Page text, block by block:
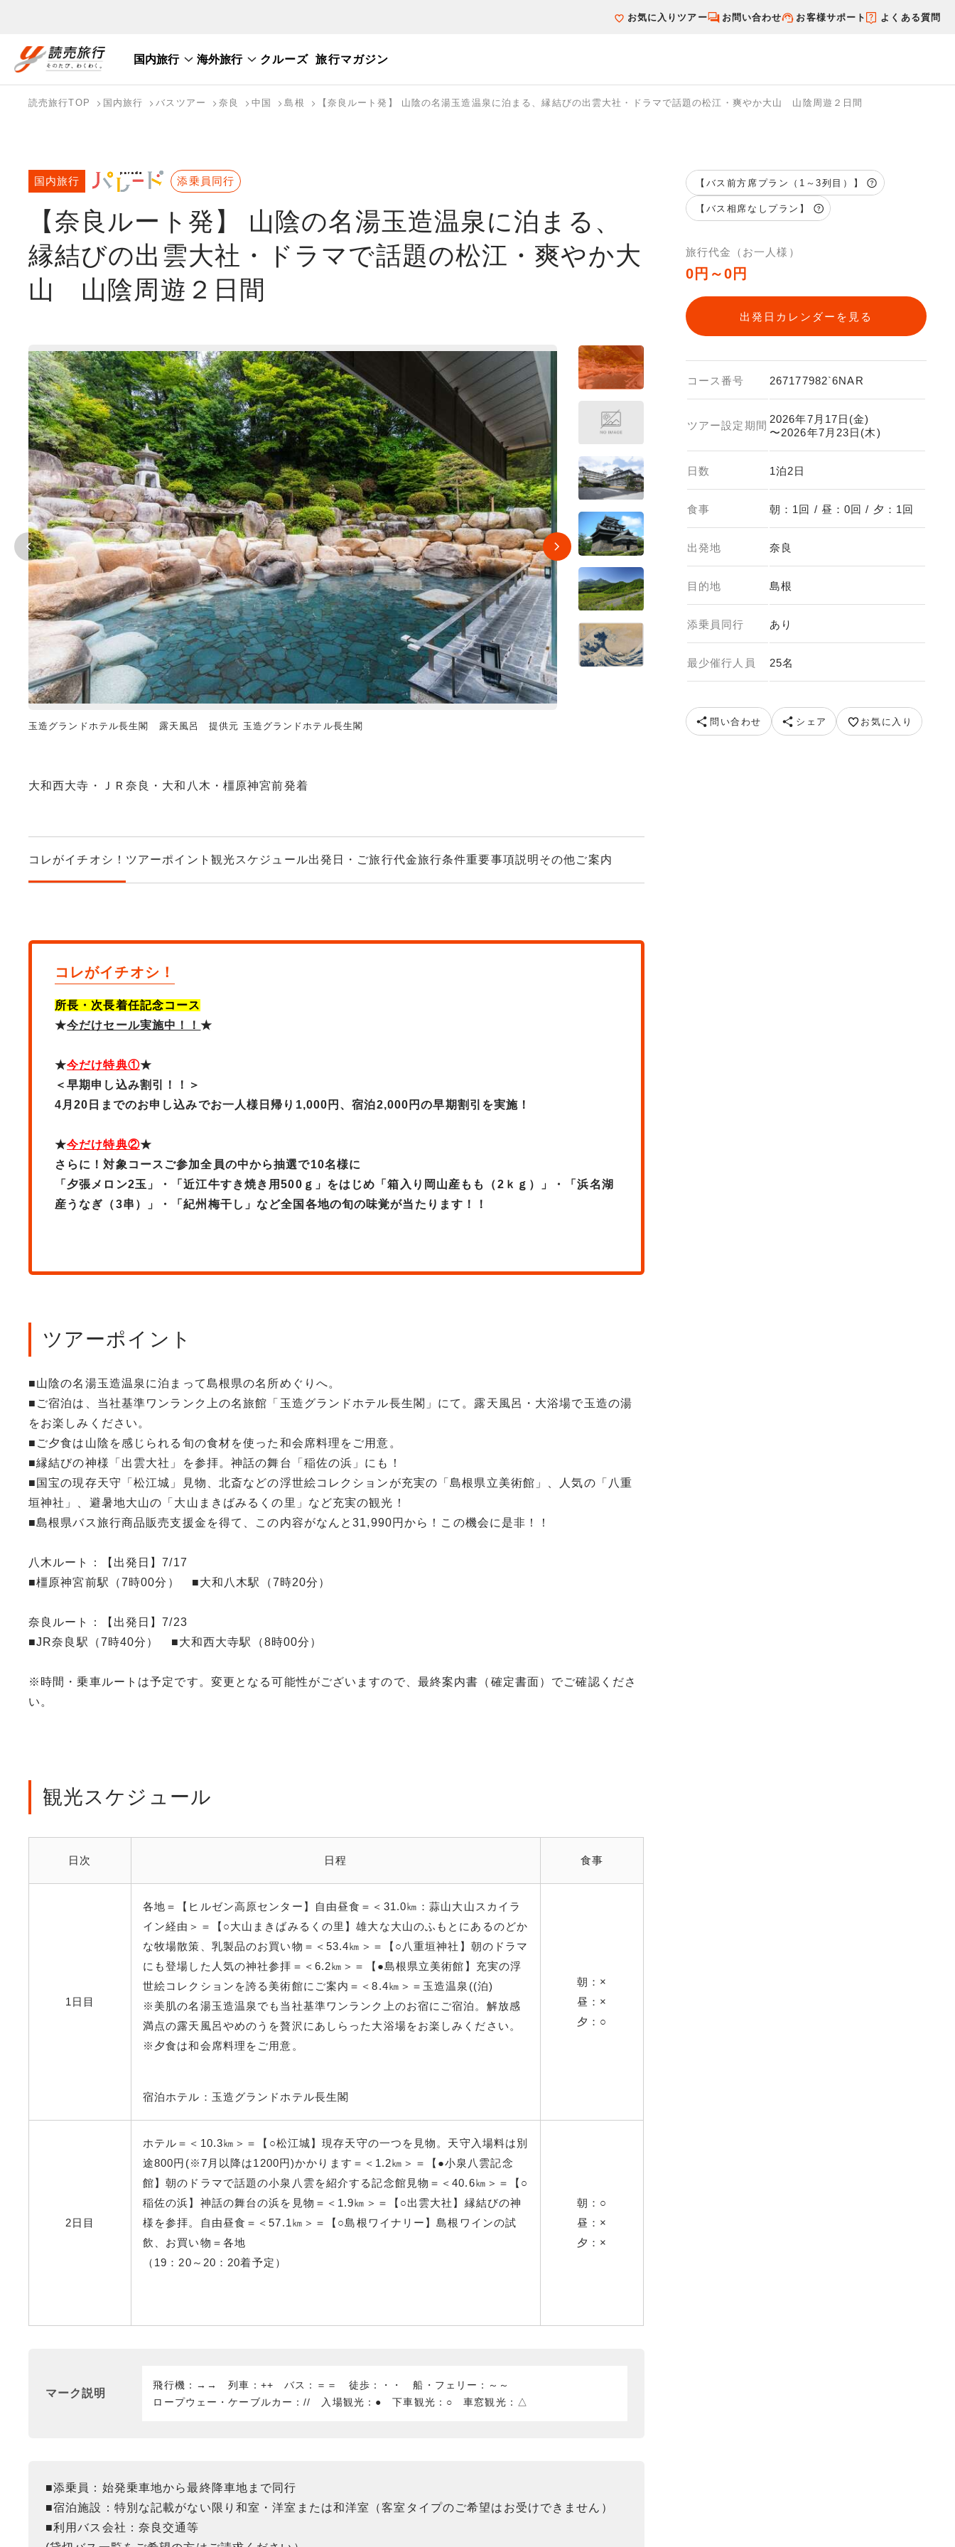
お気に入りツアー お問い合わせ お客様サポート よくある質問
国内旅行 海外旅行 クルーズ 旅行マガジン
国内旅行トップ
海外旅行トップ
読売旅行TOP 国内旅行 バスツアー 奈良 中国 島根 【奈良ルート発】 山陰の名湯玉造温泉に泊まる、縁結びの出雲大社・ドラマで話題の松江・爽やか大山 山陰周遊２日間
【奈良ルート発】 山陰の名湯玉造温泉に泊まる、
縁結びの出雲大社・ドラマで話題の松江・爽やか大
山 山陰周遊２日間
国内旅行 添乗員同行
玉造グランドホテル長生閣 露天風呂 提供元 玉造グランドホテル長生閣 玉造グランドホテル長生閣 夕食イメージ 提供元 玉造グランドホテル長生閣
大和西大寺・ＪＲ奈良・大和八木・橿原神宮前発着
コレがイチオシ！ ツアーポイント 観光スケジュール出発日・ご旅行代金旅行条件重要事項説明 その他ご案内
コレがイチオシ！
所長・次長着任記念コース
★今だけセール実施中！！★
★今だけ特典①★
＜早期申し込み割引！！＞
4月20日までのお申し込みでお一人様日帰り1,000円、宿泊2,000円の早期割引を実施！
★今だけ特典②★
さらに！対象コースご参加全員の中から抽選で10名様に
「夕張メロン2玉」・「近江牛すき焼き用500ｇ」をはじめ「箱入り岡山産もも（2ｋｇ）」・「浜名湖
産うなぎ（3串）」・「紀州梅干し」など全国各地の旬の味覚が当たります！！
ツアーポイント
■山陰の名湯玉造温泉に泊まって島根県の名所めぐりへ。
■ご宿泊は、当社基準ワンランク上の名旅館「玉造グランドホテル長生閣」にて。露天風呂・大浴場で玉造の湯
をお楽しみください。
■ご夕食は山陰を感じられる旬の食材を使った和会席料理をご用意。
■縁結びの神様「出雲大社」を参拝。神話の舞台「稲佐の浜」にも！
■国宝の現存天守「松江城」見物、北斎などの浮世絵コレクションが充実の「島根県立美術館」、人気の「八重
垣神社」、避暑地大山の「大山まきばみるくの里」など充実の観光！
■島根県バス旅行商品販売支援金を得て、この内容がなんと31,990円から！この機会に是非！！
八木ルート：【出発日】7/17
■橿原神宮前駅（7時00分） ■大和八木駅（7時20分）
奈良ルート：【出発日】7/23
■JR奈良駅（7時40分） ■大和西大寺駅（8時00分）
※時間・乗車ルートは予定です。変更となる可能性がございますので、最終案内書（確定書面）でご確認くださ
い。
観光スケジュール
日次 日程 食事
1日目
各地＝【ヒルゼン高原センター】自由昼食＝＜31.0㎞：蒜山大山スカイラ
イン経由＞＝【○大山まきばみるくの里】雄大な大山のふもとにあるのどか
な牧場散策、乳製品のお買い物＝＜53.4㎞＞＝【○八重垣神社】朝のドラマ
にも登場した人気の神社参拝＝＜6.2㎞＞＝【●島根県立美術館】充実の浮
世絵コレクションを誇る美術館にご案内＝＜8.4㎞＞＝玉造温泉((泊)
※美肌の名湯玉造温泉でも当社基準ワンランク上のお宿にご宿泊。解放感
満点の露天風呂やめのうを贅沢にあしらった大浴場をお楽しみください。
※夕食は和会席料理をご用意。
宿泊ホテル：玉造グランドホテル長生閣
朝：×
昼：×
夕：○
2日目
ホテル＝＜10.3㎞＞＝【○松江城】現存天守の一つを見物。天守入場料は別
途800円(※7月以降は1200円)かかります＝＜1.2㎞＞＝【●小泉八雲記念
館】朝のドラマで話題の小泉八雲を紹介する記念館見物＝＜40.6㎞＞＝【○
稲佐の浜】神話の舞台の浜を見物＝＜1.9㎞＞＝【○出雲大社】縁結びの神
様を参拝。自由昼食＝＜57.1㎞＞＝【○島根ワイナリー】島根ワインの試
飲、お買い物＝各地
（19：20～20：20着予定）
朝：○
昼：×
夕：×
マーク説明
飛行機：→→ 列車：++ バス：＝＝ 徒歩：・・ 船・フェリー：～～
ロープウェー・ケーブルカー：// 入場観光：● 下車観光：○ 車窓観光：△
■添乗員：始発乗車地から最終降車地まで同行
■宿泊施設：特別な記載がない限り和室・洋室または和洋室（客室タイプのご希望はお受けできません）
■利用バス会社：奈良交通等
【バス前方席プラン（1～3列目）】
【バス相席なしプラン】
旅行代金（お一人様）
0円～0円
出発日カレンダーを見る
コース番号 267177982`6NAR
ツアー設定期間
2026年7月17日(金)
〜2026年7月23日(木)
日数 1泊2日
食事 朝：1回 / 昼：0回 / 夕：1回
出発地 奈良
目的地 島根
添乗員同行 あり
最少催行人員 25名
問い合わせ シェア お気に入り